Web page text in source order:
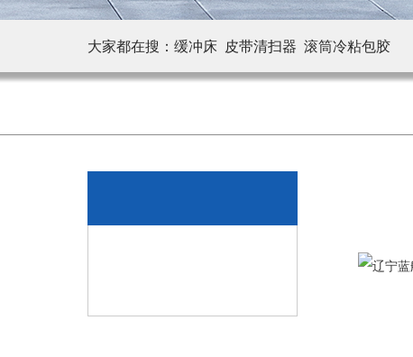
大家都在搜： 缓冲床 皮带清扫器 滚筒冷粘包胶